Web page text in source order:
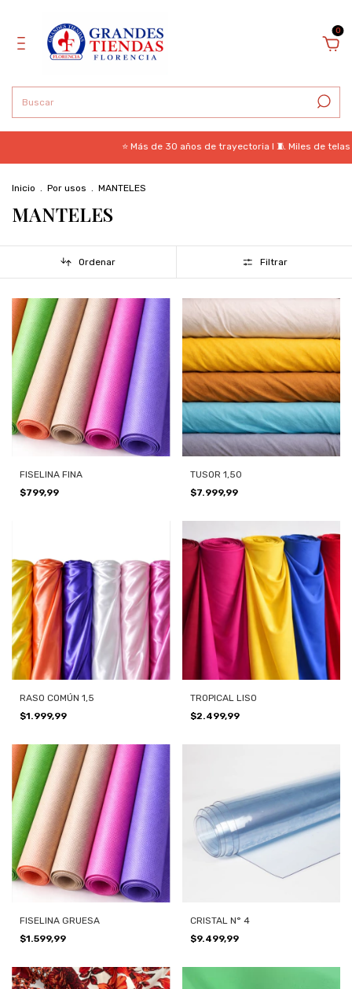
0
⭐ Más de 30 años de trayectoria I 🧵 Miles de telas
Inicio . Por usos . MANTELES
MANTELES
Ordenar Filtrar
FISELINA FINA
$799,99
TUSOR 1,50
$7.999,99
RASO COMÚN 1,5
$1.999,99
TROPICAL LISO
$2.499,99
FISELINA GRUESA
$1.599,99
CRISTAL N° 4
$9.499,99